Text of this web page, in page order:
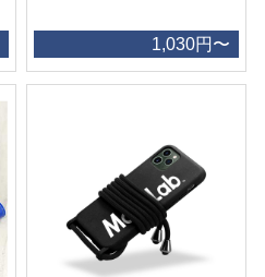
1,030円〜